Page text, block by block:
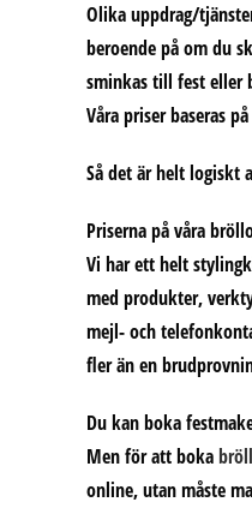
Olika uppdrag/
beroende på om du
sminkas till fest eller
Våra priser baseras
Så det är helt logiskt
Priserna på våra
Vi har ett helt
med produkter,
mejl- och
fler än en
Du kan boka
Men för att boka
online, utan måste